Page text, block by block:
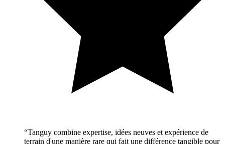
“Tanguy combine expertise, idées neuves et expérience de
terrain d'une manière rare qui fait une différence tangible pour